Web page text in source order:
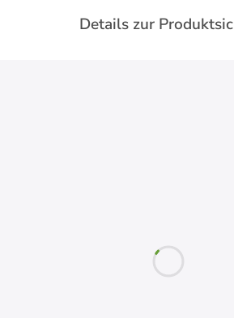
Details zur